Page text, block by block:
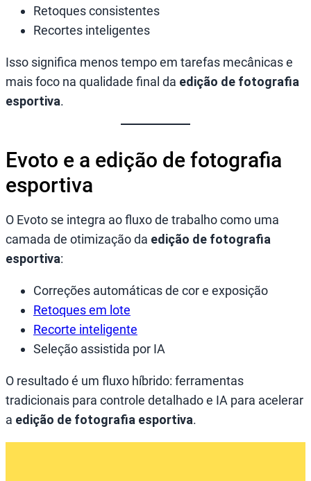
Retoques consistentes
Recortes inteligentes
Isso significa menos tempo em tarefas mecânicas e
mais foco na qualidade final da edição de fotografia
esportiva.
Evoto e a edição de fotografia
esportiva
O Evoto se integra ao fluxo de trabalho como uma
camada de otimização da edição de fotografia
esportiva:
Correções automáticas de cor e exposição
Retoques em lote
Recorte inteligente
Seleção assistida por IA
O resultado é um fluxo híbrido: ferramentas
tradicionais para controle detalhado e IA para acelerar
a edição de fotografia esportiva.